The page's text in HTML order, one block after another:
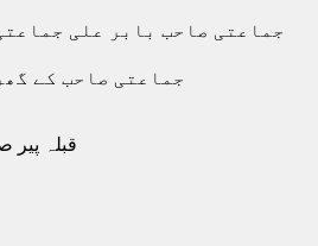
جماعتی صاحب بابر علی
جماعتی صاحب کے
قبلہ پیر